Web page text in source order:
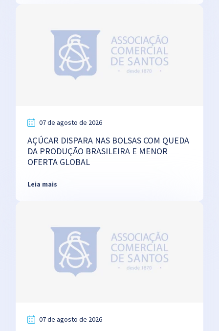
07 de agosto de 2026
AÇÚCAR DISPARA NAS BOLSAS COM QUEDA
DA PRODUÇÃO BRASILEIRA E MENOR
OFERTA GLOBAL
Leia mais
07 de agosto de 2026